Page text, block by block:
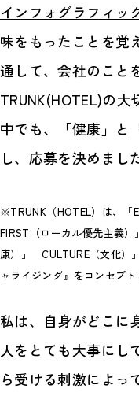
インフォグラフィッ
味をもったことを覚
通して、会社のこと
TRUNK(HOTEL)の
中でも、「健康」と
し、応募を決めまし
※TRUNK（HOTEL）は、「
FIRST（ローカル優先主義）
康）」「CULTURE（文化）
ャライジング』をコンセプト
私は、自身がどこに
人をとても大事にし
ら受ける刺激によっ